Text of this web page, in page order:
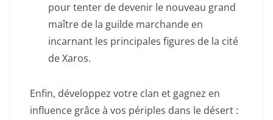
pour tenter de devenir le nouveau grand
maître de la guilde marchande en
incarnant les principales figures de la cité
de Xaros.
Enfin, développez votre clan et gagnez en
influence grâce à vos périples dans le désert :